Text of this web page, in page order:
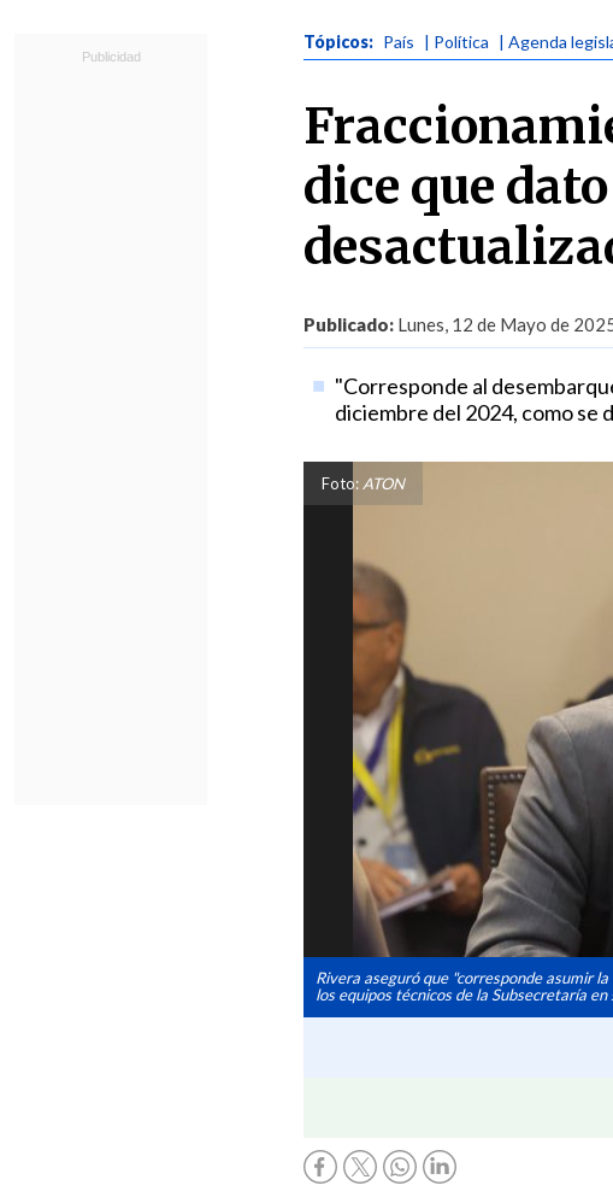
Tópicos: País | Política | Agenda
dice que
Publicado: Lunes, 12 de Mayo de
"Corresponde al
diciembre del 2024, como se
Foto: ATON
Rivera aseguró que "corresponde asumir
los equipos técnicos de la Subsecretaría en